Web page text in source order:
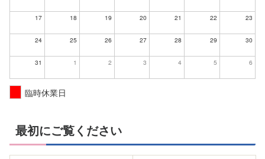
17 18 19 20 21 22 23
24 25 26 27 28 29 30
31 1 2 3 4 5 6
臨時休業日
最初にご覧ください